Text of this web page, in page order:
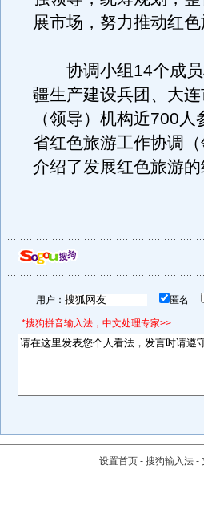
展市场，努力推动红
协调小组14个成员
疆生产建设兵团、大
（领导）机构近700
省红色旅游工作协调
介绍了发展红色旅游的
用户： 匿名
*搜狗拼音输入法，中文处理专家>>
设置首页 - 搜狗输入法 -